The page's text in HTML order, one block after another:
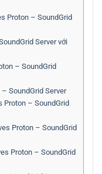
Proton – SoundGrid
Server với
– SoundGrid
SoundGrid Server
Proton – SoundGrid
Proton – SoundGrid
Proton – SoundGrid